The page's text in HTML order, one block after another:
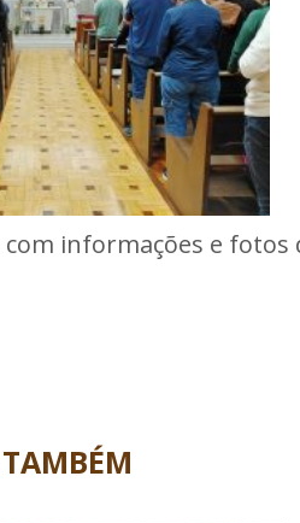
informações e fotos